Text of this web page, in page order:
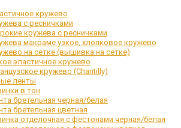
кружево
с ресничками
кружева с ресничками
макраме узкое, хлопковое кружево
на сетке (вышивка на сетке)
эластичное кружево
кружево (Chantilly)
ленты
в тон
бретельная черная/белая
бретельная цветная
отделочная с фестонами черная/белая